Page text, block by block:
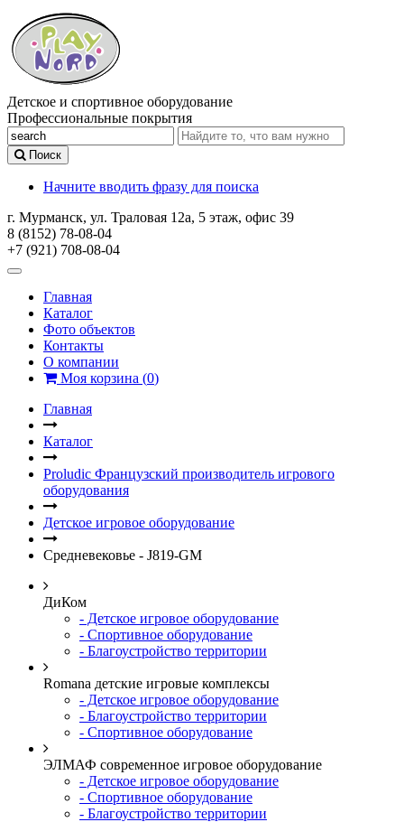
Детское и спортивное оборудование
Профессиональные покрытия
Поиск
Начните вводить фразу для поиска
г. Мурманск, ул. Траловая 12а, 5 этаж, офис 39
8 (8152) 78-08-04
+7 (921) 708-08-04
Главная
Каталог
Фото объектов
Контакты
О компании
Моя корзина (0)
Главная
Каталог
Proludic Французский производитель игрового
оборудования
Детское игровое оборудование
Средневековье - J819-GM
ДиКом
- Детское игровое оборудование
- Спортивное оборудование
- Благоустройство территории
Romana детские игровые комплексы
- Детское игровое оборудование
- Благоустройство территории
- Спортивное оборудование
ЭЛМАФ современное игровое оборудование
- Детское игровое оборудование
- Спортивное оборудование
- Благоустройство территории